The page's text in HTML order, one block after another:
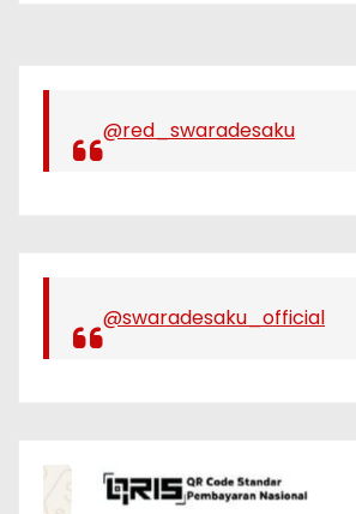
@red_swaradesaku
@swaradesaku_official